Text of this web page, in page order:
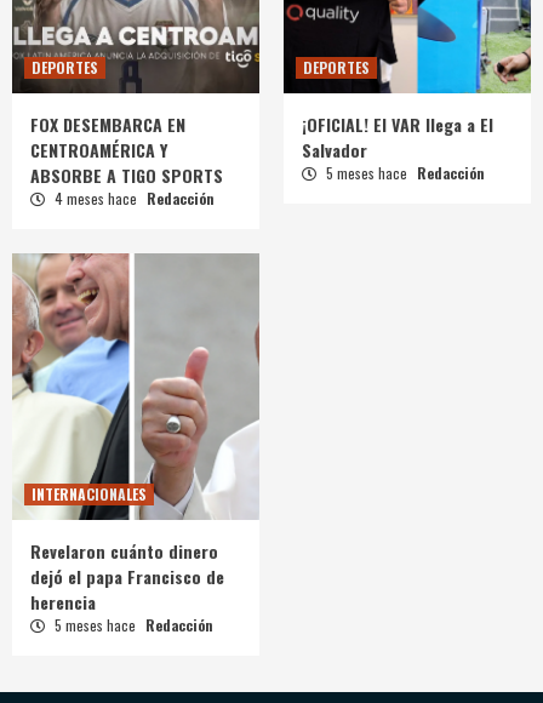
DEPORTES
FOX DESEMBARCA EN
CENTROAMÉRICA Y
ABSORBE A TIGO SPORTS
4 meses hace Redacción
DEPORTES
¡OFICIAL! El VAR llega a El
Salvador
5 meses hace Redacción
INTERNACIONALES
Revelaron cuánto dinero
dejó el papa Francisco de
herencia
5 meses hace Redacción